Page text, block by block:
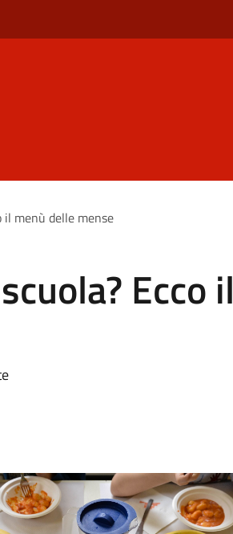
il menù delle mense
Ecco il